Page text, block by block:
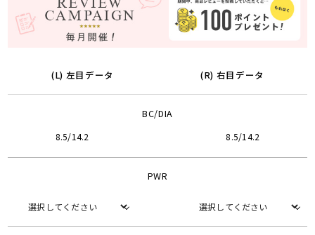
(L) 左目データ (R) 右目データ
BC/DIA
8.5/14.2 8.5/14.2
PWR